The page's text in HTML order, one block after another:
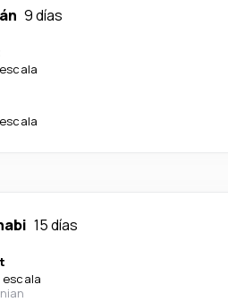
9 días
15 días
escala